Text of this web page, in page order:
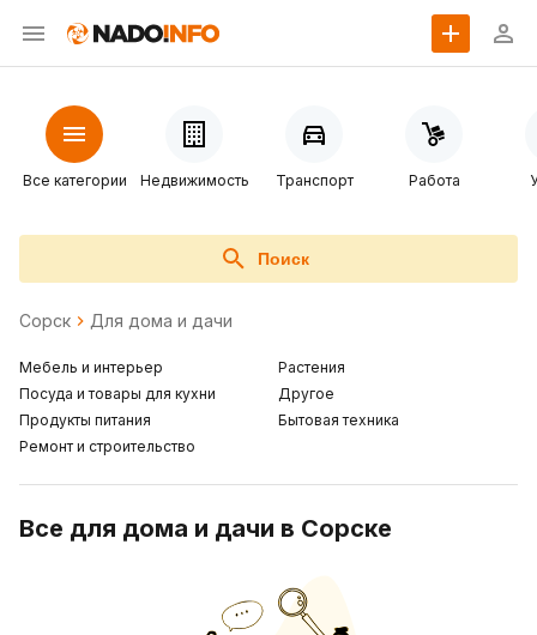
Все категории Недвижимость Транспорт Работа
Поиск
Сорск Для дома и дачи
Мебель и интерьер
Посуда и товары для кухни
Продукты питания
Ремонт и строительство
Растения
Другое
Бытовая техника
Все для дома и дачи в Сорске